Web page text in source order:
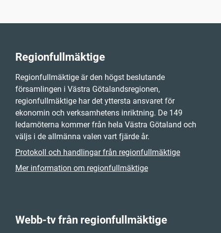
Regionfullmäktige
Regionfullmäktige är den högst beslutande
församlingen i Västra Götalandsregionen,
regionfullmäktige har det yttersta ansvaret för
ekonomin och verksamhetens inriktning. De 149
ledamöterna kommer från hela Västra Götaland och
väljs i de allmänna valen vart fjärde år.
Protokoll och handlingar från regionfullmäktige
Mer information om regionfullmäktige
Webb-tv från regionfullmäktige